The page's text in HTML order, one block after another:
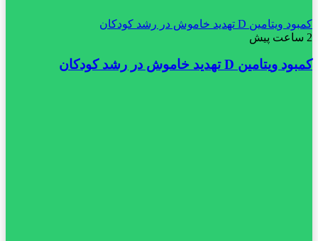
کمبود ویتامین D تهدید خاموش در رشد کودکان
2 ساعت پیش
کمبود ویتامین D تهدید خاموش در رشد کودکان